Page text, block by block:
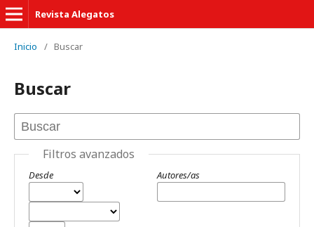
Revista Alegatos
Inicio / Buscar
Buscar
Filtros avanzados
Desde Autores/as